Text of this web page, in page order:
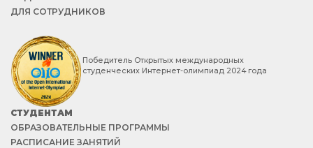
ДЛЯ СОТРУДНИКОВ
Победитель Открытых международных
студенческих Интернет-олимпиад 2024 года
СТУДЕНТАМ
ОБРАЗОВАТЕЛЬНЫЕ ПРОГРАММЫ
РАСПИСАНИЕ ЗАНЯТИЙ